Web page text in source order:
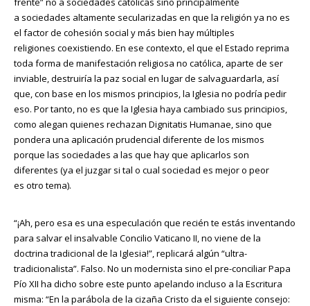
a sociedades altamente secularizadas en que la religión ya no es
el factor de cohesión social y más bien hay múltiples
religiones coexistiendo. En ese contexto, el que el Estado reprima
toda forma de manifestación religiosa no católica, aparte de ser
inviable, destruiría la paz social en lugar de salvaguardarla, así
que, con base en los mismos principios, la Iglesia no podría pedir
eso. Por tanto, no es que la Iglesia haya cambiado sus principios,
como alegan quienes rechazan Dignitatis Humanae, sino que
pondera una aplicación prudencial diferente de los mismos
porque las sociedades a las que hay que aplicarlos son
diferentes (ya el juzgar si tal o cual sociedad es mejor o peor
es otro tema).
“¡Ah, pero esa es una especulación que recién te estás inventando
para salvar el insalvable Concilio Vaticano II, no viene de la
doctrina tradicional de la Iglesia!”, replicará algún “ultra-
tradicionalista”. Falso. No un modernista sino el pre-conciliar Papa
Pío XII ha dicho sobre este punto apelando incluso a la Escritura
misma: “En la parábola de la cizaña Cristo da el siguiente consejo: